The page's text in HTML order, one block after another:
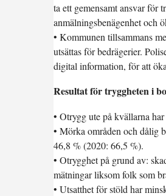
ta ett gemensamt ansvar för
anmälningsbenägenhet och
• Kommunen tillsammans
utsättas för bedrägerier.
digital information, för att
Resultat för tryggheten i
• Otrygg ute på kvällarna
• Mörka områden och dålig
46,8 % (2020: 66,5 %).
• Otrygghet på grund av:
mätningar liksom folk som
• Utsatthet för stöld har